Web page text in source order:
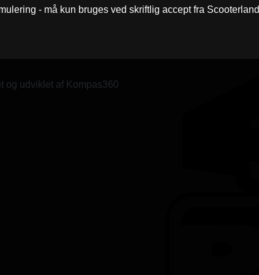
- må kun bruges ved skriftlig accept fra Scooterland
og udviklet af Kompas360